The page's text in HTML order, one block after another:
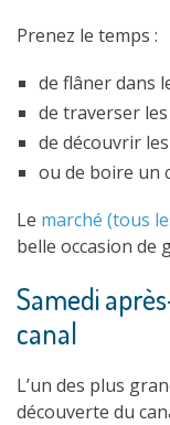
Prenez le temps :
de flâner dans
de traverser
de découvrir
ou de boire un
Le marché (tous
belle occasion de
Samedi
canal
L’un des plus
découverte du